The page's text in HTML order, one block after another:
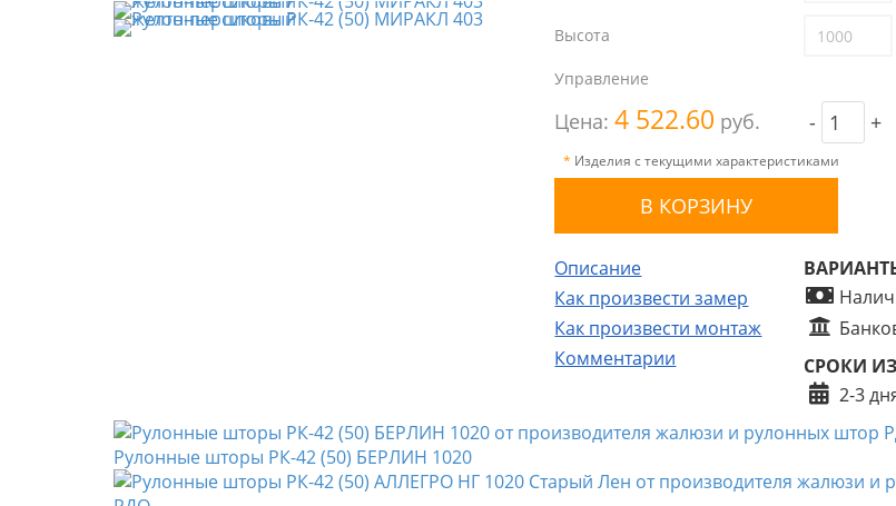
Высота
Управление
Цена:4 522.60 руб. - +
* Изделия с текущими характеристиками
Описание
Как произвести замер
Как произвести монтаж
Комментарии
СРОКИ
2-3
Рулонные шторы РК-42 (50) БЕРЛИН 1020